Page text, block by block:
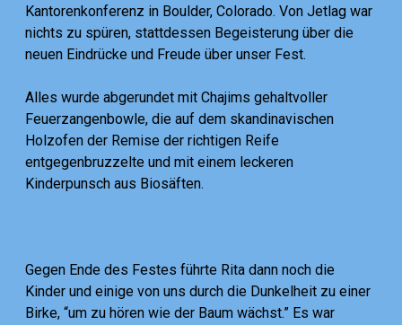
Kantorenkonferenz in Boulder, Colorado. Von Jetlag war
nichts zu spüren, stattdessen Begeisterung über die
neuen Eindrücke und Freude über unser Fest.
Alles wurde abgerundet mit Chajims gehaltvoller
Feuerzangenbowle, die auf dem skandinavischen
Holzofen der Remise der richtigen Reife
entgegenbruzzelte und mit einem leckeren
Kinderpunsch aus Biosäften.
Gegen Ende des Festes führte Rita dann noch die
Kinder und einige von uns durch die Dunkelheit zu einer
Birke, “um zu hören wie der Baum wächst.” Es war